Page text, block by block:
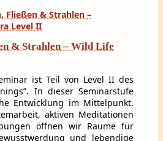
& Strahlen – Wild Life
ist Teil von Level II des
In dieser Seminarstufe
Entwicklung im Mittelpunkt.
aktiven Meditationen
öffnen wir Räume für
und lebendige